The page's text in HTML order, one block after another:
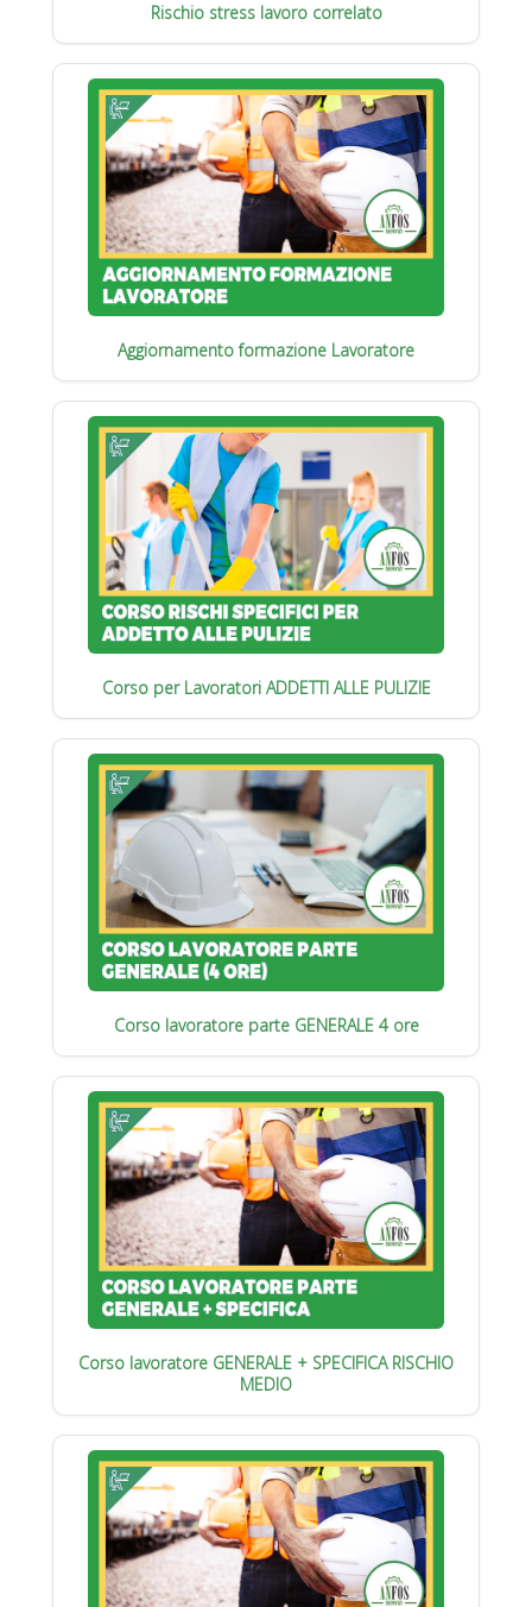
Rischio stress lavoro correlato
Aggiornamento formazione Lavoratore
Corso per Lavoratori ADDETTI ALLE PULIZIE
Corso lavoratore parte GENERALE 4 ore
Corso lavoratore GENERALE + SPECIFICA RISCHIO
MEDIO